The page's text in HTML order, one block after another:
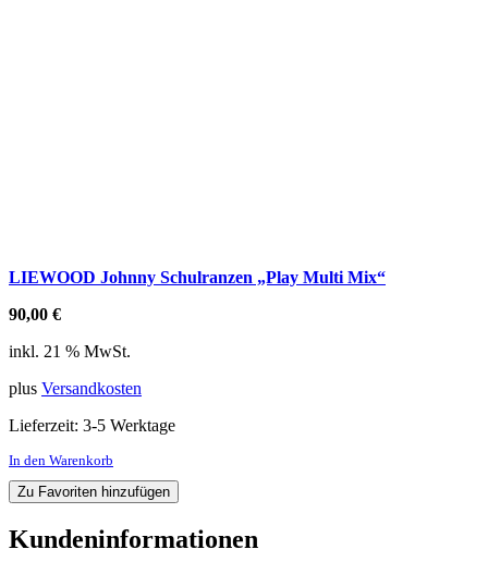
LIEWOOD Johnny Schulranzen „Play Multi Mix“
90,00 €
inkl. 21 % MwSt.
plus Versandkosten
Lieferzeit: 3-5 Werktage
In den Warenkorb
Zu Favoriten hinzufügen
Kundeninformationen